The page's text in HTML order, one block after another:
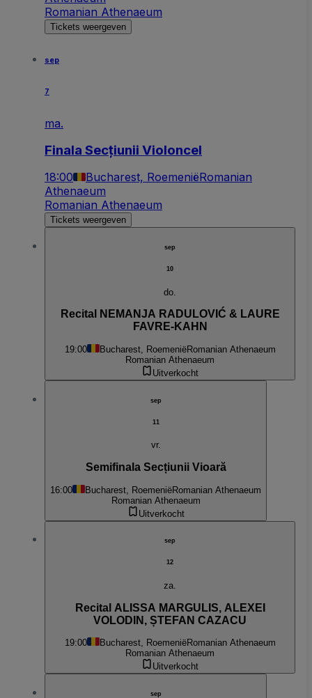
Romanian Athenaeum
Tickets weergeven
sep
7
ma.
Finala Secțiunii Violoncel
18:00 Bucharest, RoemeniëRomanian
Athenaeum
Romanian Athenaeum
Tickets weergeven
sep
10
do.
Recital NEMANJA RADULOVIĆ & LAURE
FAVRE-KAHN
19:00 Bucharest, RoemeniëRomanian Athenaeum
Romanian Athenaeum
Uitverkocht
sep
11
vr.
Semifinala Secțiunii Vioară
16:00 Bucharest, RoemeniëRomanian Athenaeum
Romanian Athenaeum
Uitverkocht
sep
12
za.
Recital ALISSA MARGULIS, ALEXEI
VOLODIN, ȘTEFAN CAZACU
19:00 Bucharest, RoemeniëRomanian Athenaeum
Romanian Athenaeum
Uitverkocht
sep